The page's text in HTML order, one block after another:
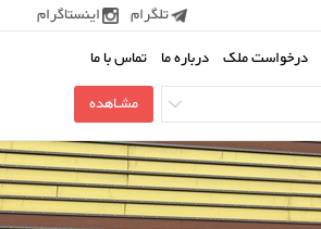
تلگرام
اینستاگرام
درخواست ملک درباره ما تماس با ما